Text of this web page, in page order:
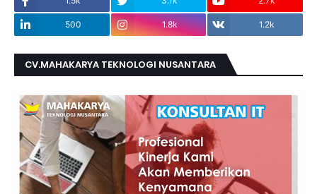
500 1.8k 1.2k
CV.MAHAKARYA TEKNOLOGI NUSANTARA